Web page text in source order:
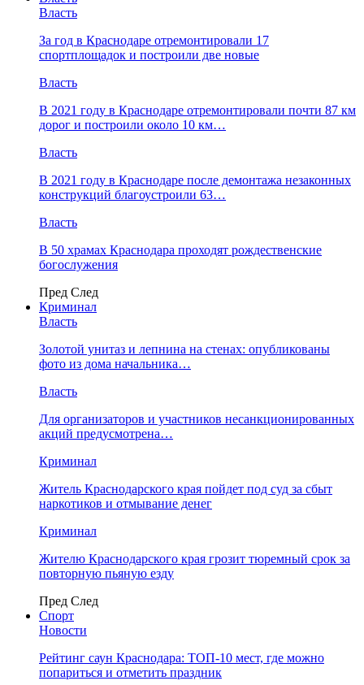
Власть
За год в Краснодаре отремонтировали 17
спортплощадок и построили две новые
Власть
В 2021 году в Краснодаре отремонтировали почти 87 км
дорог и построили около 10 км…
Власть
В 2021 году в Краснодаре после демонтажа незаконных
конструкций благоустроили 63…
Власть
В 50 храмах Краснодара проходят рождественские
богослужения
Пред След
Криминал
Власть
​Золотой унитаз и лепнина на стенах: опубликованы
фото из дома начальника…
Власть
Для организаторов и участников несанкционированных
акций предусмотрена…
Криминал
Житель Краснодарского края пойдет под суд за сбыт
наркотиков и отмывание денег
Криминал
Жителю Краснодарского края грозит тюремный срок за
повторную пьяную езду
Пред След
Спорт
Новости
Рейтинг саун Краснодара: ТОП-10 мест, где можно
попариться и отметить праздник